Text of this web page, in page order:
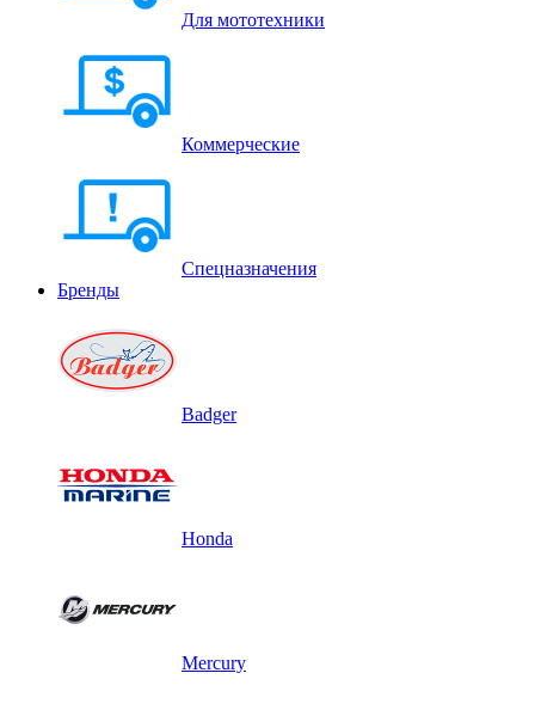
Для мототехники
Коммерческие
Спецназначения
Бренды
Badger
Honda
Mercury